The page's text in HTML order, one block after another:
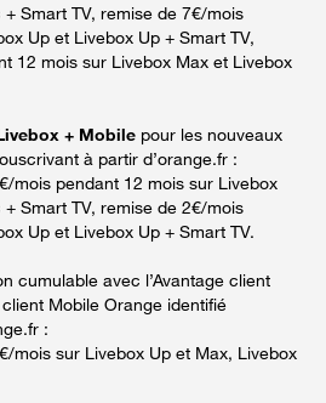
Smart TV, remise de 7€/mois
Up et Livebox Up + Smart TV,
12 mois sur Livebox Max et Livebox
+ Mobile pour les nouveaux
à partir d’orange.fr :
mois pendant 12 mois sur Livebox
Smart TV, remise de 2€/mois
Up et Livebox Up + Smart TV.
cumulable avec l’Avantage client
Mobile Orange identifié
:
mois sur Livebox Up et Max, Livebox